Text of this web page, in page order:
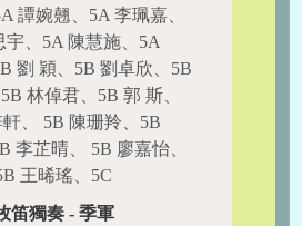
譚婉翹、5A 李珮嘉、
宇、5A 陳慧施、5A
劉 穎、5B 劉卓欣、5B
林倬君、5B 郭 斯、
、 5B 陳珊羚、5B
李芷晴、 5B 廖嘉怡、
王晞瑤、5C
笛獨奏 - 季軍